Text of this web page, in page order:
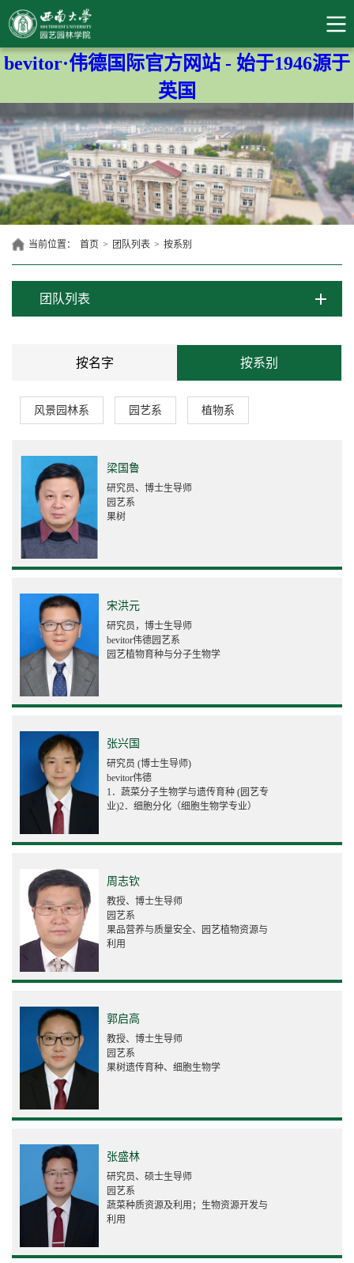
bevitor·伟德国际官方网站 - 始于1946源于
英国
当前位置： 首页 > 团队列表 > 按系别
团队列表
按名字 按系别
风景园林系 园艺系 植物系
梁国鲁
研究员、博士生导师
园艺系
果树
宋洪元
研究员，博士生导师
bevitor伟德园艺系
园艺植物育种与分子生物学
张兴国
研究员 (博士生导师)
bevitor伟德
1．蔬菜分子生物学与遗传育种 (园艺专
业)2．细胞分化（细胞生物学专业）
周志钦
教授、博士生导师
园艺系
果品营养与质量安全、园艺植物资源与
利用
郭启高
教授、博士生导师
园艺系
果树遗传育种、细胞生物学
张盛林
研究员、硕士生导师
园艺系
蔬菜种质资源及利用；生物资源开发与
利用